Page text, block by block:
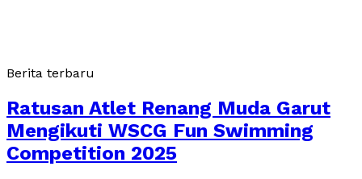
Berita terbaru
Ratusan Atlet Renang Muda Garut
Mengikuti WSCG Fun Swimming
Competition 2025